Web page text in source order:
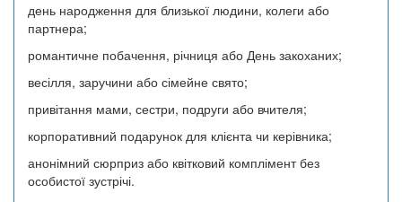
день народження для близької людини, колеги або
партнера;
романтичне побачення, річниця або День закоханих;
весілля, заручини або сімейне свято;
привітання мами, сестри, подруги або вчителя;
корпоративний подарунок для клієнта чи керівника;
анонімний сюрприз або квітковий комплімент без
особистої зустрічі.